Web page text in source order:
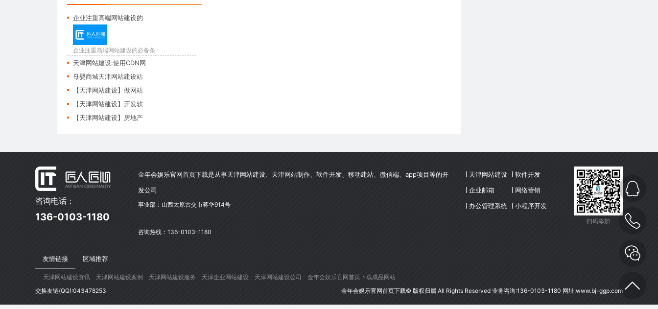
企业注重高端网站建设的
企业注重高端网站建设的必备条
件？ 企业注重...
天津网站建设:使用CDN网
母婴商城天津网站建设站
【天津网站建设】做网站
【天津网站建设】开发软
【天津网站建设】房地产
咨询电话：
136-0103-1180
金年会娱乐官网首页下载是从事天津网站建设、天津网站制作、软件开发、移动建站、微信端、app项目等的开
发公司
事业部：山西太原古交市蒋华914号
咨询热线：136-0103-1180
天津网站建设
软件开发
企业邮箱
网络营销
办公管理系统
小程序开发
扫码添加
友情链接 区域推荐
天津网站建设资讯 天津网站建设案例 天津网站建设服务 天津企业网站建设 天津网站建设公司
金年会娱乐官网首页下载成品网站
交换友链(QQ):043478253
金年会娱乐官网首页下载© 版权归属 All Rights Reserved 业务咨询:136-0103-1180 网址:www.bj-ggp.com